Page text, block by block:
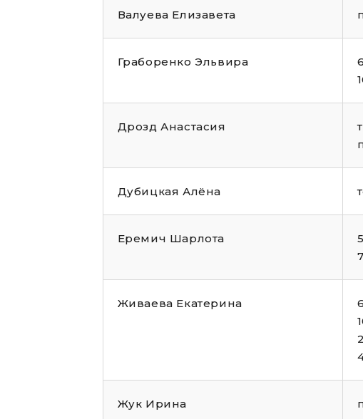
Валуева Елизавета
Граборенко Эльвира
Дрозд Анастасия
Дубицкая Алёна
Еремич Шарлота
Живаева Екатерина
Жук Ирина